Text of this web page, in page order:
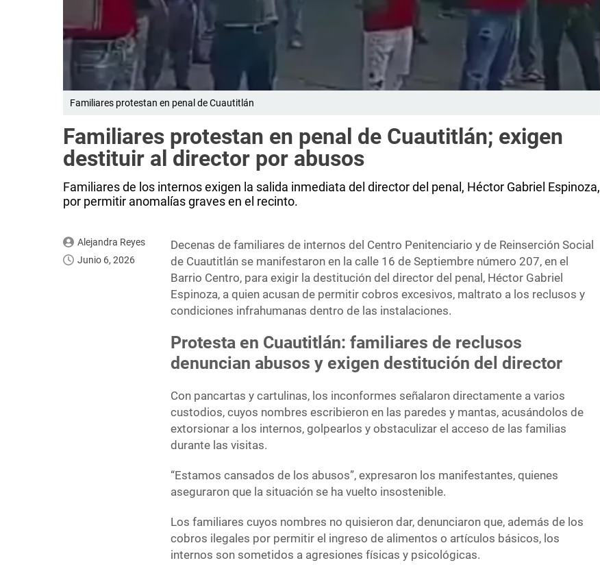
Familiares protestan en penal de Cuautitlán
Familiares protestan en penal de Cuautitlán; exigen
destituir al director por abusos
Familiares de los internos exigen la salida inmediata del director del penal, Héctor Gabriel Espinoza,
por permitir anomalías graves en el recinto.
Alejandra Reyes
Junio 6, 2026
Decenas de familiares de internos del Centro Penitenciario y de Reinserción Social
de Cuautitlán se manifestaron en la calle 16 de Septiembre número 207, en el
Barrio Centro, para exigir la destitución del director del penal, Héctor Gabriel
Espinoza, a quien acusan de permitir cobros excesivos, maltrato a los reclusos y
condiciones infrahumanas dentro de las instalaciones.
Protesta en Cuautitlán: familiares de reclusos
denuncian abusos y exigen destitución del director
Con pancartas y cartulinas, los inconformes señalaron directamente a varios
custodios, cuyos nombres escribieron en las paredes y mantas, acusándolos de
extorsionar a los internos, golpearlos y obstaculizar el acceso de las familias
durante las visitas.
“Estamos cansados de los abusos”, expresaron los manifestantes, quienes
aseguraron que la situación se ha vuelto insostenible.
Los familiares cuyos nombres no quisieron dar, denunciaron que, además de los
cobros ilegales por permitir el ingreso de alimentos o artículos básicos, los
internos son sometidos a agresiones físicas y psicológicas.